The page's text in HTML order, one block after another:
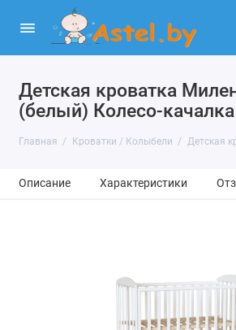
Детская кроватка
(белый) Колесо-качалка
Главная Кроватки / Колыбели Детская
Описание Характеристики